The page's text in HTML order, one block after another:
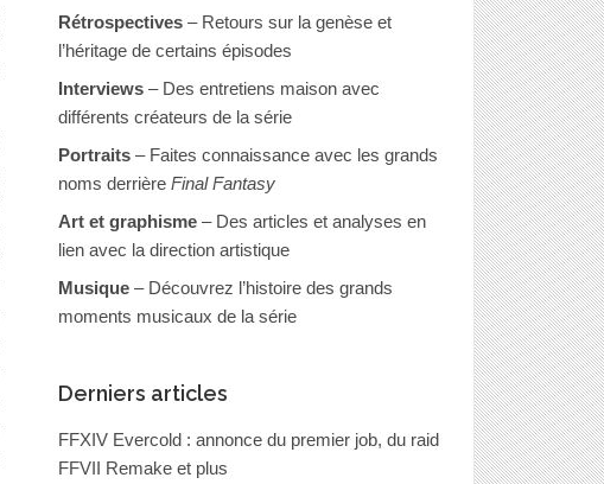
Rétrospectives– Retours sur la genèse et
l’héritage de certains épisodes
Interviews– Des entretiens maison avec
différents créateurs de la série
Portraits– Faites connaissance avec les grands
noms derrière Final Fantasy
Art et graphisme– Des articles et analyses en
lien avec la direction artistique
Musique– Découvrez l’histoire des grands
moments musicaux de la série
Derniers articles
FFXIV Evercold : annonce du premier job, du raid
FFVII Remake et plus